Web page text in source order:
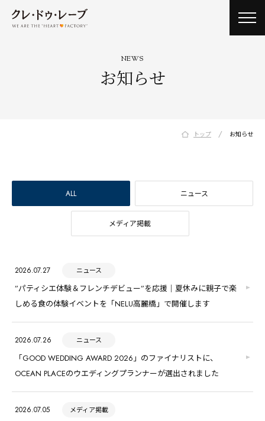
NEWS
お知らせ
トップ / お知らせ
ALL ニュース
メディア掲載
2026.07.27 ニュース
”パティシエ体験＆フレンチデビュー”を応援｜夏休みに親子で楽
しめる食の体験イベントを「NELU高麗橋」で開催します
2026.07.26 ニュース
「GOOD WEDDING AWARD 2026」のファイナリストに、
OCEAN PLACEのウエディングプランナーが選出されました
2026.07.05 メディア掲載